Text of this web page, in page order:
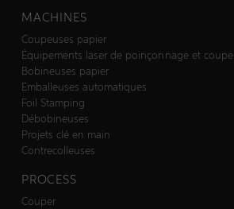
MACHINES
Coupeuses papier
Équipements laser de poinçonnage et coupe
Bobineuses papier
Emballeuses automatiques
Foil Stamping
Débobineuses
Projets clé en main
Contrecolleuses
PROCESS
Couper